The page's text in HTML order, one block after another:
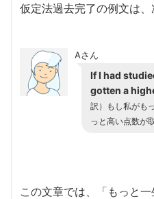
仮定法過去完了の例文は、
Aさん
If I had
gotten a
訳）もし私がも
っと高い点数が
この文章では、「もっと